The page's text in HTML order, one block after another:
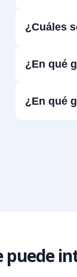
¿Cuáles
¿En qué
¿En qué
puede